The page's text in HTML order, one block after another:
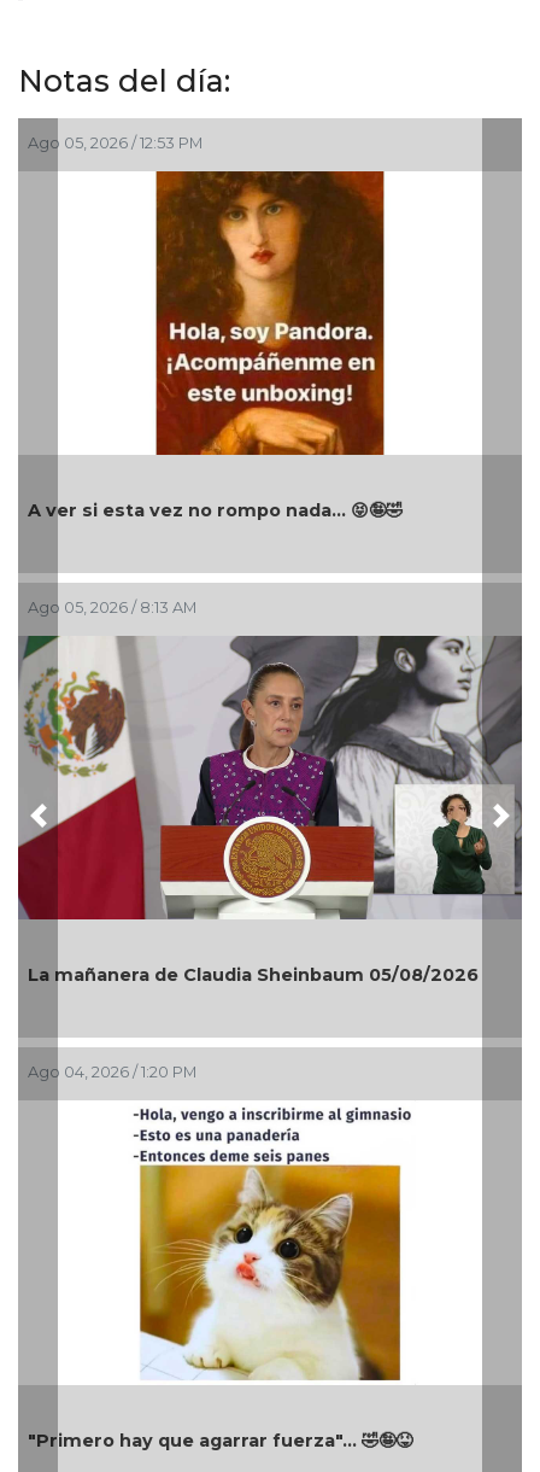
Notas del día:
Ago 05, 2026 / 12:53 PM
A ver si esta vez no rompo nada... 😝🤪🤣
Ago 05, 2026 / 8:13 AM
La mañanera de Claudia Sheinbaum 05/08/2026
Ago 04, 2026 / 1:20 PM
"Primero hay que agarrar fuerza"... 🤣🤪😝
Previous